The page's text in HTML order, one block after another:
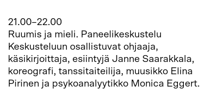
21.00–22.00
Ruumis ja mieli. Paneelikeskustelu
Keskusteluun osallistuvat ohjaaja,
käsikirjoittaja, esiintyjä Janne Saarakkala,
koreografi, tanssitaiteilija, muusikko Elina
Pirinen ja psykoanalyytikko Monica Eggert.